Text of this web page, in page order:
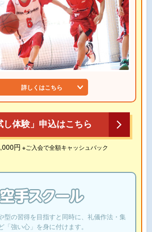
詳しくはこちら
し体験」申込はこちら
円 ※ご入会で全額キャッシュバック
型の習得を目指すと同時に、礼儀作法・集
「強い心」を身に付けます。